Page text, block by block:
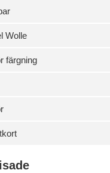
Wolle
färgning